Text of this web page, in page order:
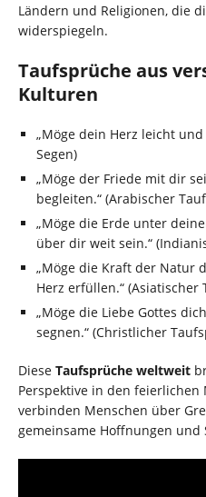
Ländern und Religionen, die
widerspiegeln.
Taufsprüche aus
Kulturen
„Möge dein Herz leicht
Segen)
„Möge der Friede mit dir
begleiten.“ (Arabischer
„Möge die Erde unter
über dir weit sein.“
„Möge die Kraft der Natur
Herz erfüllen.“ (Asiatischer
„Möge die Liebe Gottes
segnen.“ (Christlicher
Diese Taufsprüche weltweit
Perspektive in den
verbinden Menschen über
gemeinsame Hoffnungen und